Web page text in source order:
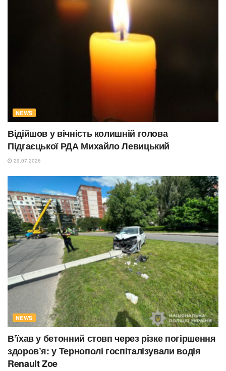
NEWS
Відійшов у вічність колишній голова
Підгаєцької РДА Михайло Левицький
29.07.2026
NEWS
В’їхав у бетонний стовп через різке погіршення
здоров’я: у Тернополі госпіталізували водія
Renault Zoe